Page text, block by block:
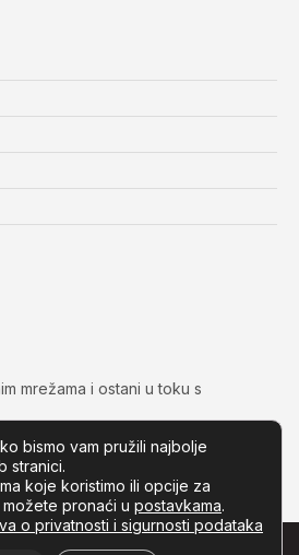
mrežama i ostani u toku s
Zip.com.hr– Sva prava pridržana.
bismo vam pružili najbolje
stranici.
koje koristimo ili opcije za
pronaći u postavkama.
o privatnosti i sigurnosti podataka